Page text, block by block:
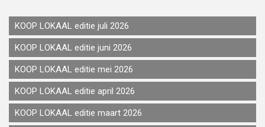
KOOP LOKAAL editie juli 2026
KOOP LOKAAL editie juni 2026
KOOP LOKAAL editie mei 2026
KOOP LOKAAL editie april 2026
KOOP LOKAAL editie maart 2026